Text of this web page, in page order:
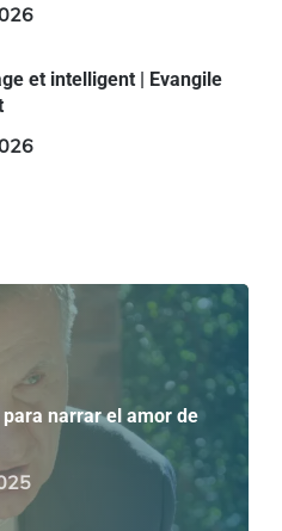
et intelligent | Evangile
narrar el amor de